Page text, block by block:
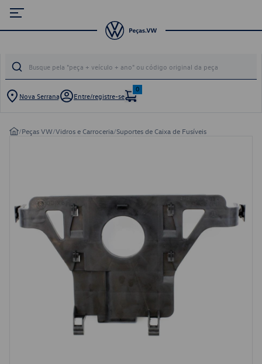
Nova Serrana Entre/registre-se
0
/Peças VW/Vidros e Carroceria/Suportes de Caixa de Fusíveis